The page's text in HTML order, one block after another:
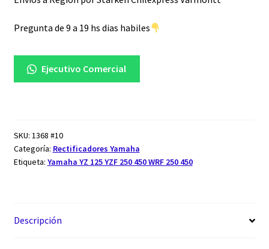
cantidad
Pregunta de 9 a 19 hs dias habiles
Ejecutivo Comercial
SKU: 1368 #10
Categoría: Rectificadores Yamaha
Etiqueta: Yamaha YZ 125 YZF 250 450 WRF 250 450
Descripción